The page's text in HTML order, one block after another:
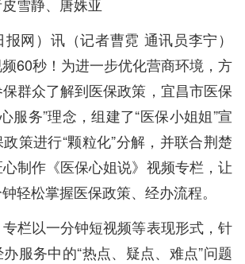
网）讯（记者曹霓 通讯员李宁）
60秒！为进一步优化营商环境，方
群众了解到医保政策，宜昌市医保
服务”理念，组建了“医保小姐姐”宣
策进行“颗粒化”分解，并联合荆楚
制作《医保心姐说》视频专栏，让
轻松掌握医保政策、经办流程。
专栏以一分钟短视频等表现形式，针
服务中的“热点、疑点、难点”问题